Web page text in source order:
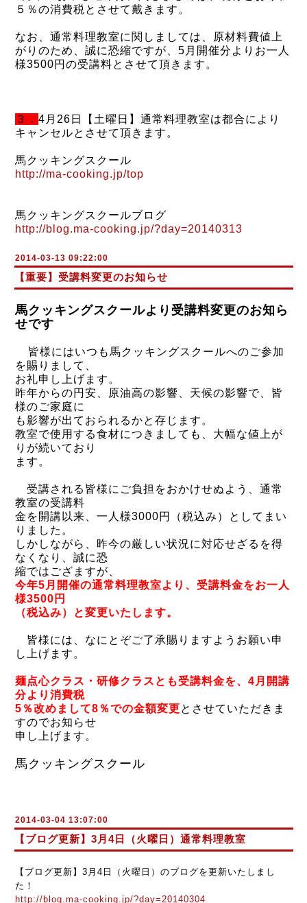
５％の消費税とさせて戴きます。
なお、通常料理教室に関しましては、原材料費値上
がりのため、誠に恐縮ですが、5月開催分よりお一人
様3500円の受講料とさせて頂きます。
３． 4月26日【土曜日】通常料理教室は都合により
キャンセルとさせて頂きます。
馬クッキングスクール
http://ma-cooking.jp/top
馬クッキングスクールブログ
http://blog.ma-cooking.jp/?day=20140313
2014-03-13 09:22:00
【重要】受講料変更のお知らせ
馬クッキングスクールより受講料変更のお知ら
せです
皆様にはいつも馬クッキングスクールへのご参加
を賜りまして、
お礼申し上げます。
昨年からの円安、原油高の影響、天候の影響で、皆
様のご家庭に
も影響が出ておられるかと存じます。
教室で使用する食材につきましても、大幅な値上が
りが続いており
ます。
受講される皆様にご負担をおかけせぬよう、通常
教室の受講料
金を開講以来、一人様3000円（税込み）としてまい
りました。
しかしながら、昨今の厳しい状況に対応せざるを得
なくなり、誠に恐
縮ではござますが、
今年5月開催の通常料理教室より、 受講料金をお一人
様3500円
（税込み）と変更いたします。
皆様には、なにとぞご了承賜りますようお願い申
し上げます。
麺点心クラス・研修クラスとも受講料金を、4月開講
分より消費税
5％改めまして8％での金額変更とさせていただきま
すのでお知らせ
申し上げ ます。
馬クッキングスクール
2014-03-04 13:07:00
【ブログ更新】3月4日（火曜日）通常料理教室
【ブログ更新】3月4日（火曜日）のブログを更新いたしまし
た！
http://blog.ma-cooking.jp/?day=20140304